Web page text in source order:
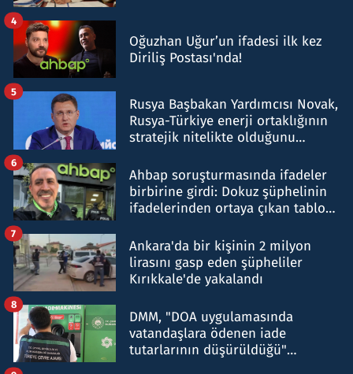
Oğuzhan Uğur’un ifadesi ilk kez
Diriliş Postası'nda!
4
Rusya Başbakan Yardımcısı Novak,
Rusya-Türkiye enerji ortaklığının
stratejik nitelikte olduğunu
5
Ahbap soruşturmasında ifadeler
birbirine girdi: Dokuz şüphelinin
ifadelerinden ortaya çıkan tablo
6
Ankara'da bir kişinin 2 milyon
lirasını gasp eden şüpheliler
Kırıkkale'de yakalandı
7
DMM, "DOA uygulamasında
vatandaşlara ödenen iade
tutarlarının düşürüldüğü"
8